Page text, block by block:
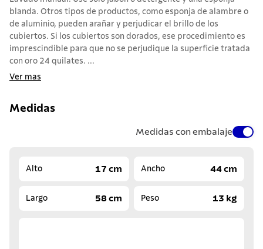
blanda. Otros tipos de productos, como esponja de alambre o
de aluminio, pueden arañar y perjudicar el brillo de los
cubiertos. Si los cubiertos son dorados, ese procedimiento es
imprescindible para que no se perjudique la superficie tratada
con oro 24 quilates. ...
Ver mas
Medidas
Medidas con embalaje
Alto 17 cm Ancho 44 cm
Largo 58 cm Peso 13 kg